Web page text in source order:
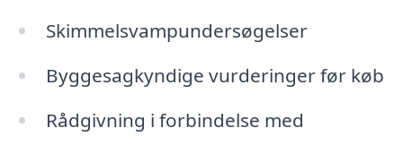
Skimmelsvampundersøgelser
Byggesagkyndige vurderinger før køb
Rådgivning i forbindelse med